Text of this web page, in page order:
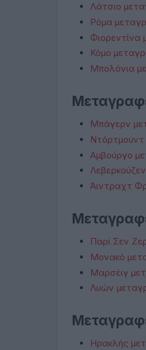
Λάτσιο
Ρόμα
Φιορεντίνα
Κόμο
Μπολόνια
Μπάγερν
Αμβούργο
Άιντραχτ
Παρί Σεν
Μονακό
Μαρσέιγ
Λυών
Ηρακλής